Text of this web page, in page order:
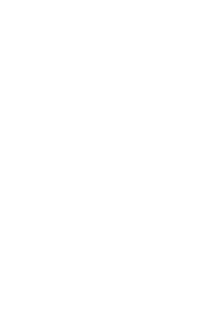
producenta, gwarantuje to
się bardzo dobrą opinią
wysokim prądem.
urządzeń medycznych.
oraz 5x większą od baterii
produkt możliwie świeży, o